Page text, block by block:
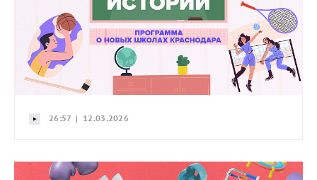
26:57 | 12.03.2026